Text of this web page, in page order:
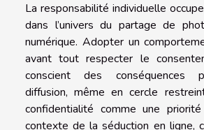
La responsabilité individuelle
dans l’univers du partage de
numérique. Adopter un
avant tout respecter le
conscient des conséquences
diffusion, même en cercle
confidentialité comme une
contexte de la séduction en ligne,